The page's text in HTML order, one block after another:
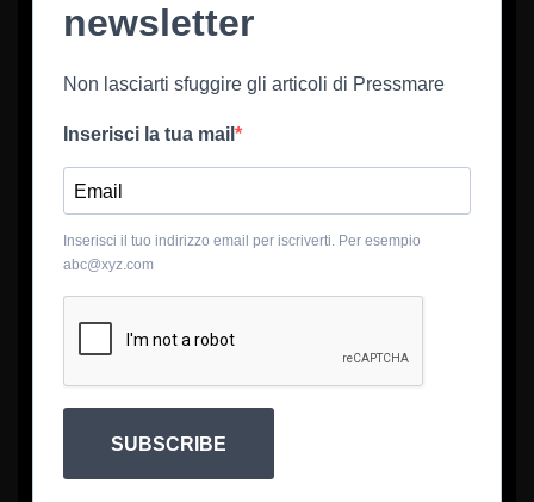
newsletter
Non lasciarti sfuggire gli articoli di Pressmare
Inserisci la tua mail
Inserisci il tuo indirizzo email per iscriverti. Per esempio
abc@xyz.com
SUBSCRIBE